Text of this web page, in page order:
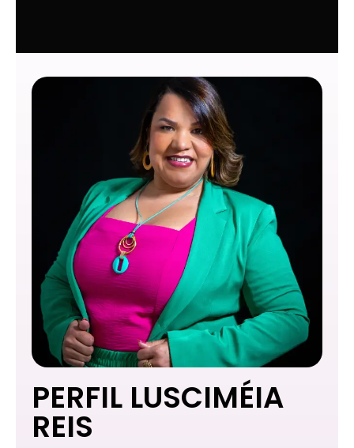
PERFIL LUSCIMÉIA
REIS